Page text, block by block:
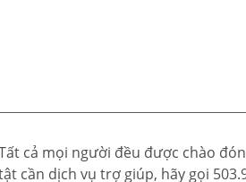
cả mọi người đều được chào
cần dịch vụ trợ giúp, hãy gọi